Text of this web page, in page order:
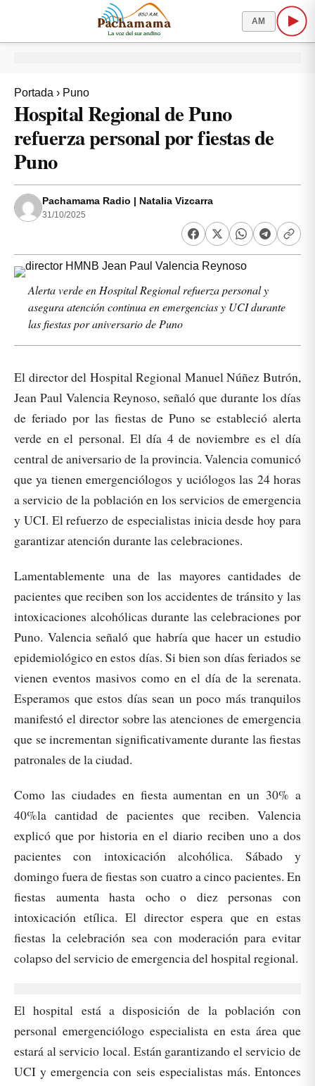
AM
Portada › Puno
Hospital Regional de Puno
refuerza personal por fiestas de
Puno
Pachamama Radio | Natalia Vizcarra
31/10/2025
Alerta verde en Hospital Regional refuerza personal y
asegura atención continua en emergencias y UCI durante
las fiestas por aniversario de Puno
El director del Hospital Regional Manuel Núñez Butrón,
Jean Paul Valencia Reynoso, señaló que durante los días
de feriado por las fiestas de Puno se estableció alerta
verde en el personal. El día 4 de noviembre es el día
central de aniversario de la provincia. Valencia comunicó
que ya tienen emergenciólogos y uciólogos las 24 horas
a servicio de la población en los servicios de emergencia
y UCI. El refuerzo de especialistas inicia desde hoy para
garantizar atención durante las celebraciones.
Lamentablemente una de las mayores cantidades de
pacientes que reciben son los accidentes de tránsito y las
intoxicaciones alcohólicas durante las celebraciones por
Puno. Valencia señaló que habría que hacer un estudio
epidemiológico en estos días. Si bien son días feriados se
vienen eventos masivos como en el día de la serenata.
Esperamos que estos días sean un poco más tranquilos
manifestó el director sobre las atenciones de emergencia
que se incrementan significativamente durante las fiestas
patronales de la ciudad.
Como las ciudades en fiesta aumentan en un 30% a
40%la cantidad de pacientes que reciben. Valencia
explicó que por historia en el diario reciben uno a dos
pacientes con intoxicación alcohólica. Sábado y
domingo fuera de fiestas son cuatro a cinco pacientes. En
fiestas aumenta hasta ocho o diez personas con
intoxicación etílica. El director espera que en estas
fiestas la celebración sea con moderación para evitar
colapso del servicio de emergencia del hospital regional.
El hospital está a disposición de la población con
personal emergenciólogo especialista en esta área que
estará al servicio local. Están garantizando el servicio de
UCI y emergencia con seis especialistas más. Entonces